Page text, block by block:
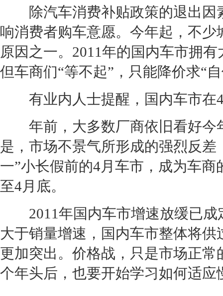
除汽车消费补贴政策的退出因
响消费者购车意愿。今年起，不
原因之一。2011年的国内车市拥
但车商们“等不起”，只能降价求“
有业内人士提醒，国内车市在4
年前，大多数厂商依旧看好今
是，市场不景气所形成的强烈反
一”小长假前的4月车市，成为车
至4月底。
2011年国内车市增速放缓已成
大于销量增速，国内车市整体将
更加突出。价格战，只是市场正
个年头后，也要开始学习如何适应